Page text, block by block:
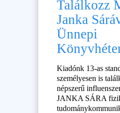
Találkozz
Janka
Ünnepi
Kiadónk 13-as
személyesen is
népszerű
JANKA SÁRA